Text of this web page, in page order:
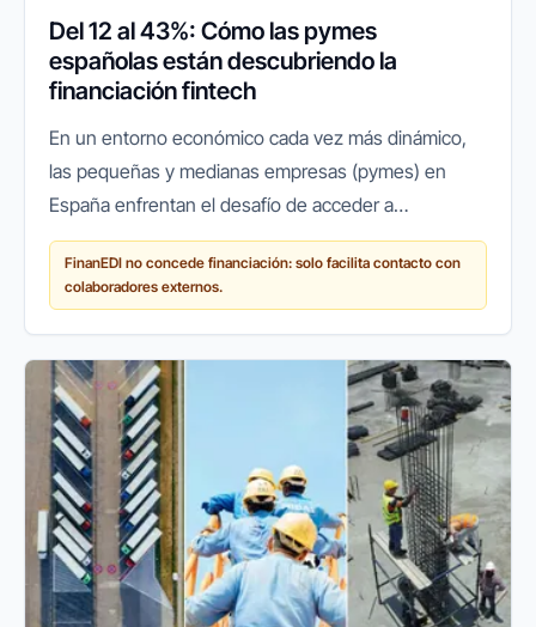
Del 12 al 43%: Cómo las pymes
españolas están descubriendo la
financiación fintech
En un entorno económico cada vez más dinámico,
las pequeñas y medianas empresas (pymes) en
España enfrentan el desafío de acceder a
financiación ágil y flexible para crecer, innovar o
simplemente mantener sus...
FinanEDI no concede financiación: solo facilita contacto con
colaboradores externos.